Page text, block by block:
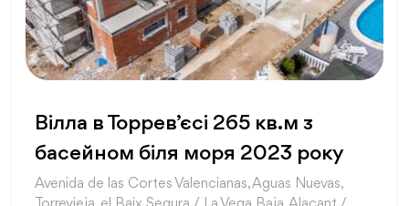
Вілла в Торрев’єсі 265 кв.м з
басейном біля моря 2023 року
Avenida de las Cortes Valencianas, Aguas Nuevas,